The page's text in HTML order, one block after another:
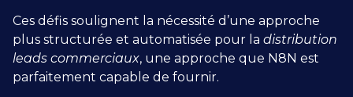
Ces défis soulignent la nécessité d’une approche
plus structurée et automatisée pour la distribution
leads commerciaux, une approche que N8N est
parfaitement capable de fournir.